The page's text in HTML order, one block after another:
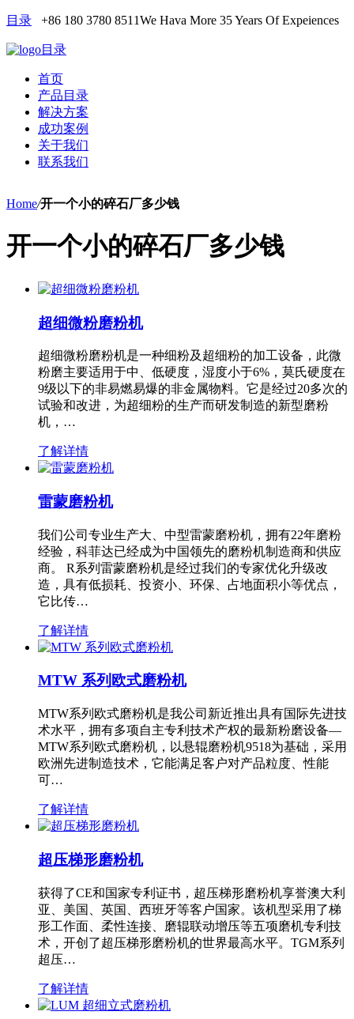
目录 +86 180 3780 8511We Hava More 35 Years Of Expeiences
目录
首页
产品目录
解决方案
成功案例
关于我们
联系我们
Home/开一个小的碎石厂多少钱
开一个小的碎石厂多少钱
超细微粉磨粉机
超细微粉磨粉机是一种细粉及超细粉的加工设备，此微
粉磨主要适用于中、低硬度，湿度小于6%，莫氏硬度在
9级以下的非易燃易爆的非金属物料。它是经过20多次的
试验和改进，为超细粉的生产而研发制造的新型磨粉
机，…
了解详情
雷蒙磨粉机
我们公司专业生产大、中型雷蒙磨粉机，拥有22年磨粉
经验，科菲达已经成为中国领先的磨粉机制造商和供应
商。 R系列雷蒙磨粉机是经过我们的专家优化升级改
造，具有低损耗、投资小、环保、占地面积小等优点，
它比传…
了解详情
MTW 系列欧式磨粉机
MTW系列欧式磨粉机是我公司新近推出具有国际先进技
术水平，拥有多项自主专利技术产权的最新粉磨设备—
MTW系列欧式磨粉机，以悬辊磨粉机9518为基础，采用
欧洲先进制造技术，它能满足客户对产品粒度、性能
可…
了解详情
超压梯形磨粉机
获得了CE和国家专利证书，超压梯形磨粉机享誉澳大利
亚、美国、英国、西班牙等客户国家。该机型采用了梯
形工作面、柔性连接、磨辊联动增压等五项磨机专利技
术，开创了超压梯形磨粉机的世界最高水平。TGM系列
超压…
了解详情